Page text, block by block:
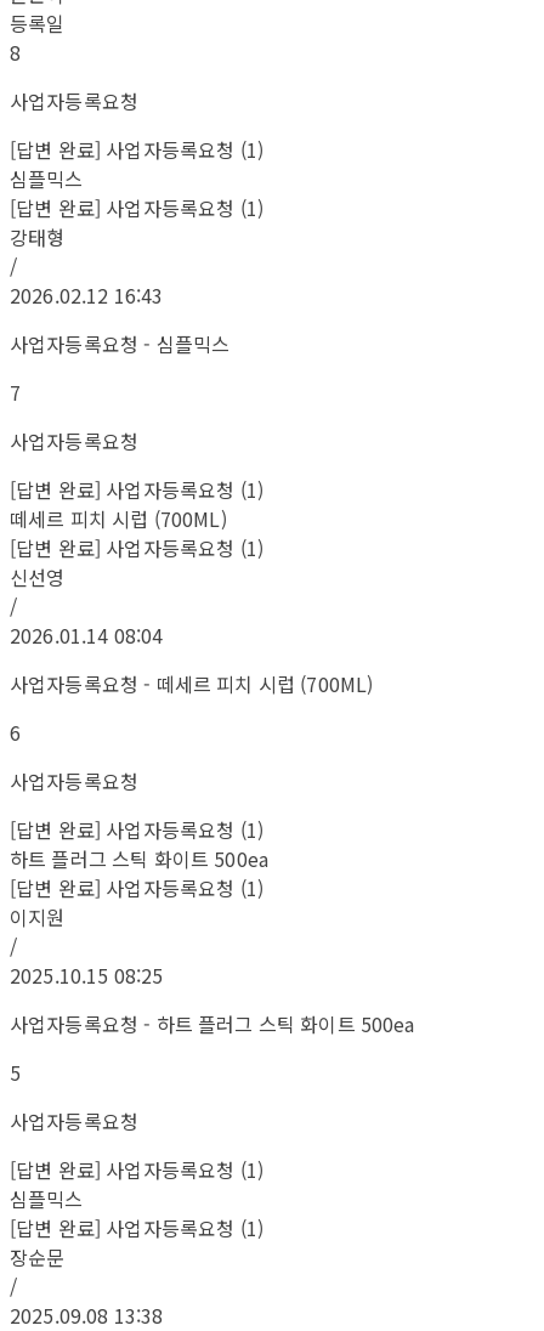
등록일
8
사업자등록요청
[답변 완료] 사업자등록요청 (1)
심플믹스
[답변 완료] 사업자등록요청 (1)
강태형
/
2026.02.12 16:43
사업자등록요청 - 심플믹스
7
사업자등록요청
[답변 완료] 사업자등록요청 (1)
떼세르 피치 시럽 (700ML)
[답변 완료] 사업자등록요청 (1)
신선영
/
2026.01.14 08:04
사업자등록요청 - 떼세르 피치 시럽 (700ML)
6
사업자등록요청
[답변 완료] 사업자등록요청 (1)
하트 플러그 스틱 화이트 500ea
[답변 완료] 사업자등록요청 (1)
이지원
/
2025.10.15 08:25
사업자등록요청 - 하트 플러그 스틱 화이트 500ea
5
사업자등록요청
[답변 완료] 사업자등록요청 (1)
심플믹스
[답변 완료] 사업자등록요청 (1)
장순문
/
2025.09.08 13:38